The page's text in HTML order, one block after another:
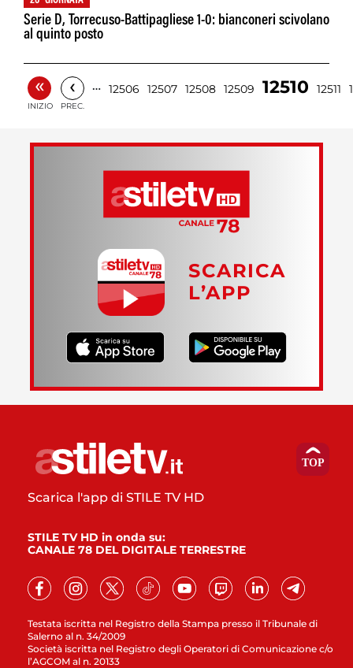
Serie D, Torrecuso-Battipagliese 1-0: bianconeri scivolano
al quinto posto
«
INIZIO
‹
PREC.
… 12506 12507 12508 12509 12510 12511
SCARICA
L’APP
Testata iscritta nel Registro della Stampa presso il Tribunale di
Salerno al n. 34/2009
Società iscritta nel Registro degli Operatori di Comunicazione c/o
l’AGCOM al n. 20133
Scarica l'app di STILE TV HD
STILE TV HD in onda su:
CANALE 78 DEL DIGITALE TERRESTRE